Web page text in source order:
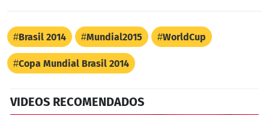
Brasil 2014 Mundial2015 WorldCup
Copa Mundial Brasil 2014
VIDEOS RECOMENDADOS